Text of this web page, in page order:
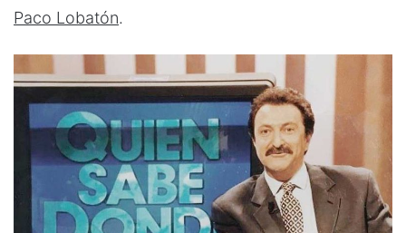
Paco Lobatón.